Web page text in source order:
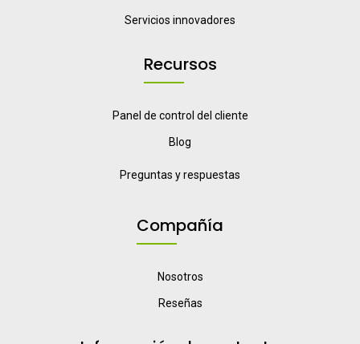
Servicios innovadores
Recursos
Panel de control del cliente
Blog
Preguntas y respuestas
Compañía
Nosotros
Reseñas